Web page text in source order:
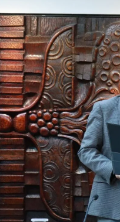
ROCÍO NAHLE
5 mil apoyos
a la Familia
de 2024